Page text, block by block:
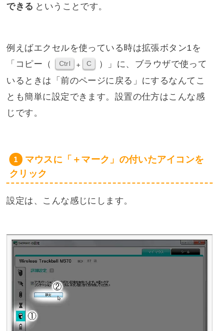
できる ということです。
例えばエクセルを使っている時は拡張ボタン1を
「コピー（
Ctrl + C
）」に、ブラウザで使って
いるときは「前のページに戻る」にするなんてこ
とも簡単に設定できます。設置の仕方はこんな感
じです。
マウスに「＋マーク」の付いたアイコンを
クリック
設定は、こんな感じにします。